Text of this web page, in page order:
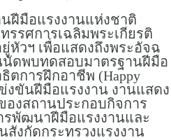
ฝีมือแรงงานแห่งชาติ
รศการเฉลิมพระเกียรติ
หัวฯ เพื่อแสดงถึงพระอัจฉ
นัดพบทดสอบมาตรฐานฝีมือ
ตการฝึกอาชีพ (Happy
งขันฝีมือแรงงาน งานแสดง
งสถานประกอบกิจการ
พัฒนาฝีมือแรงงานและ
งกัดกระทรวงแรงงาน